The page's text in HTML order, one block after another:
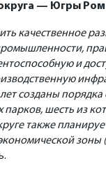
— Югры
качественное
и
созданы
парков, шесть из
также
зоны